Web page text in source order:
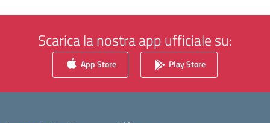
Scarica la nostra app ufficiale su:
App Store Play Store